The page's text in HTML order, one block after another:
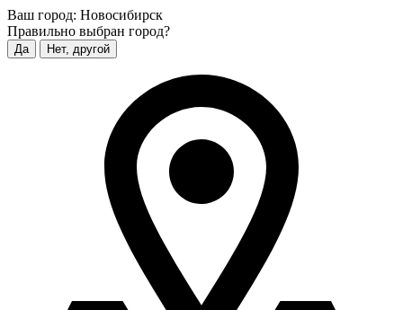
Ваш город: Новосибирск
Правильно выбран город?
Да Нет, другой